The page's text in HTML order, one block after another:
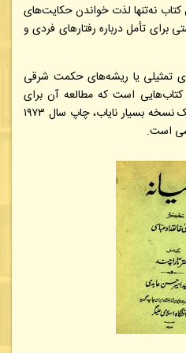
نه‌تنها لذت خواندن حکایت‌های
برای تأمل درباره رفتارهای فردی و
تمثیلی یا ریشه‌های حکمت شرقی
کتاب‌هایی است که مطالعه آن برای
شما ضروری است. کتاب حاضر یک نسخه بسیار نایاب، چاپ سال ۱۹۷۳
است.